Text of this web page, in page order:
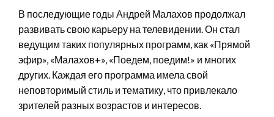
В последующие годы Андрей Малахов продолжал
развивать свою карьеру на телевидении. Он стал
ведущим таких популярных программ, как «Прямой
эфир», «Малахов+», «Поедем, поедим!» и многих
других. Каждая его программа имела свой
неповторимый стиль и тематику, что привлекало
зрителей разных возрастов и интересов.